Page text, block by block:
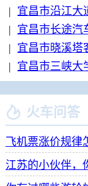
| 宜昌市沿江大
| 宜昌市长途汽
| 宜昌市晓溪塔
| 宜昌市三峡大
 火车问答
飞机票涨价规
江苏的小伙伴，